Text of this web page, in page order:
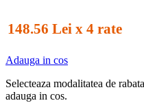
148.56 Lei x 4 rate
Adauga in cos
Selecteaza modalitatea de
adauga in cos.